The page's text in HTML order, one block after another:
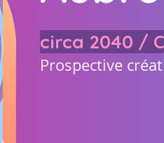
circa 2040 /
Prospective